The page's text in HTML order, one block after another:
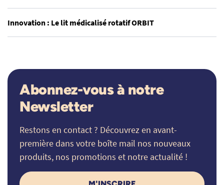
Innovation : Le lit médicalisé rotatif ORBIT
Abonnez-vous à notre
Newsletter
Restons en contact ? Découvrez en avant-
première dans votre boîte mail nos nouveaux
produits, nos promotions et notre actualité !